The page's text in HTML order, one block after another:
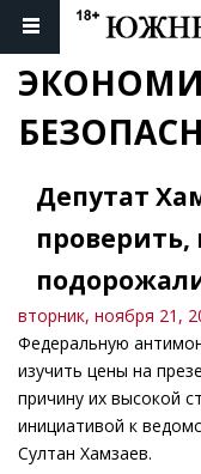
Депутат
проверить,
вторник, ноября 21,
Федеральную
изучить цены на
причину их высокой
инициативой к
Султан Хамзаев.